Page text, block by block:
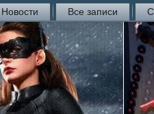
Новости Все записи